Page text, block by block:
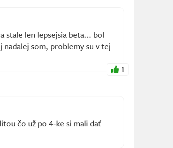
stale len lepsejsia beta... bol
nadalej som, problemy su v tej
1
čo už po 4-ke si mali dať